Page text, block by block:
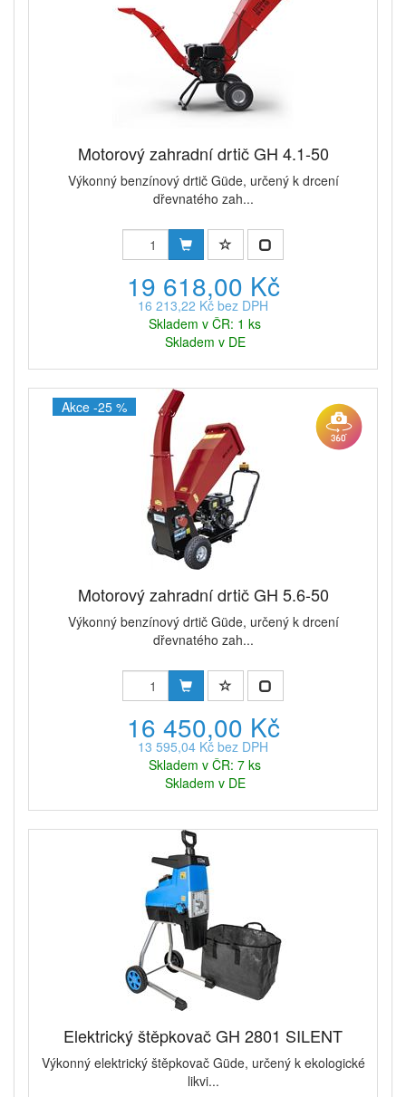
Motorový zahradní drtič GH 4.1-50
Výkonný benzínový drtič Güde, určený k drcení
dřevnatého zah...
19 618,00 Kč
16 213,22 Kč bez DPH
Skladem v ČR: 1 ks
Skladem v DE
Akce -25 %
Motorový zahradní drtič GH 5.6-50
Výkonný benzínový drtič Güde, určený k drcení
dřevnatého zah...
16 450,00 Kč
13 595,04 Kč bez DPH
Skladem v ČR: 7 ks
Skladem v DE
Elektrický štěpkovač GH 2801 SILENT
Výkonný elektrický štěpkovač Güde, určený k ekologické
likvi...